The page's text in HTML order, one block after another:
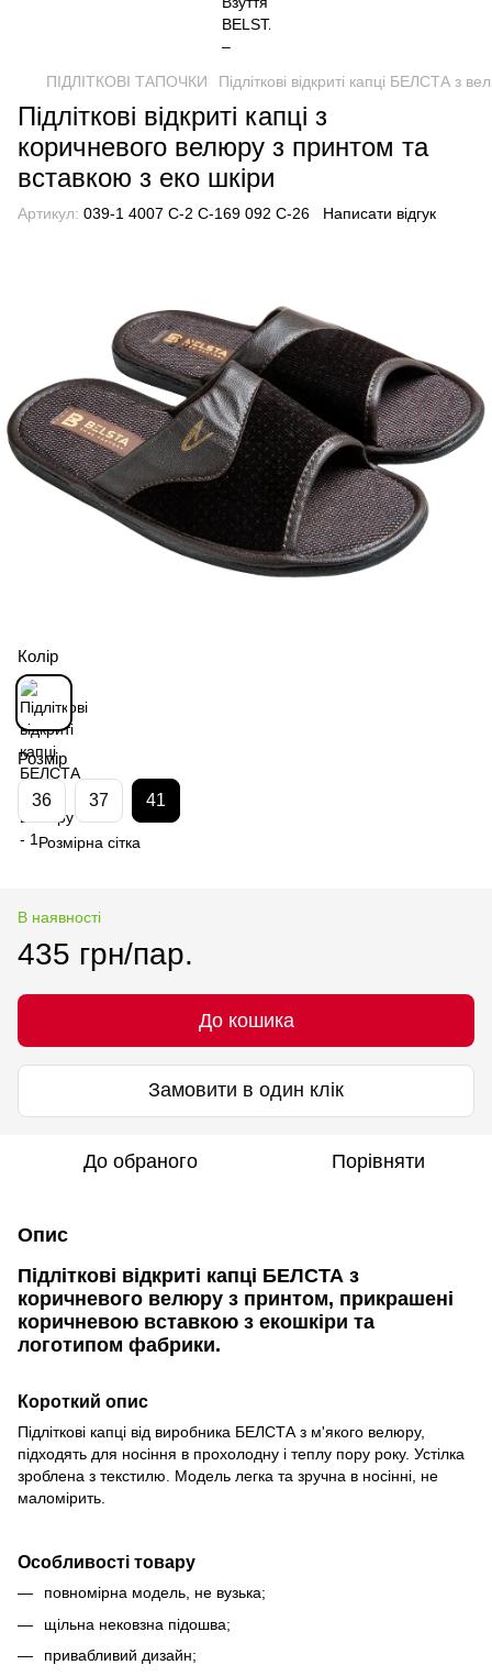
ПІДЛІТКОВІ ТАПОЧКИ Підліткові відкриті капці БЕЛСТА з
Підліткові відкриті капці з
коричневого велюру з принтом та
вставкою з еко шкіри
Артикул: 039-1 4007 С-2 С-169 092 С-26 Написати відгук
Колір
Розмір
36 37 41
Розмірна сітка
В наявності
435 грн/пар.
До кошика
Замовити в один клік
До обраного Порівняти
Опис
Підліткові відкриті капці БЕЛСТА з
коричневого велюру з принтом, прикрашені
коричневою вставкою з екошкіри та
логотипом фабрики.
Короткий опис
Підліткові капці від виробника БЕЛСТА з м'якого велюру,
підходять для носіння в прохолодну і теплу пору року. Устілка
зроблена з текстилю. Модель легка та зручна в носінні, не
маломірить.
Особливості товару
повномірна модель, не вузька;
щільна нековзна підошва;
привабливий дизайн;